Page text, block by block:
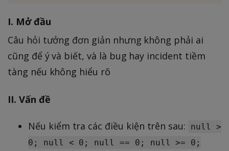
I. Mở đầu
Câu hỏi tưởng đơn giản nhưng không phải ai
cũng để ý và biết, và là bug hay incident tiềm
tàng nếu không hiểu rõ
II. Vấn đề
Nếu kiểm tra các điều kiện trên sau:
null >
0; null < 0; null == 0; null >= 0;